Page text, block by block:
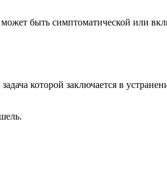
быть симптоматической или
которой заключается в